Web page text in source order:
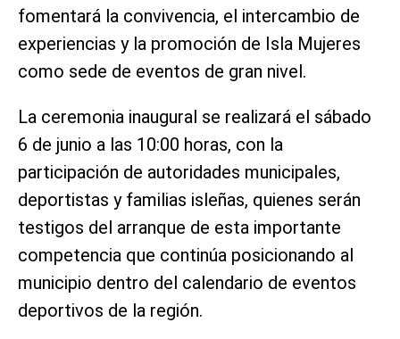
fomentará la convivencia, el intercambio de
experiencias y la promoción de Isla Mujeres
como sede de eventos de gran nivel.
La ceremonia inaugural se realizará el sábado
6 de junio a las 10:00 horas, con la
participación de autoridades municipales,
deportistas y familias isleñas, quienes serán
testigos del arranque de esta importante
competencia que continúa posicionando al
municipio dentro del calendario de eventos
deportivos de la región.